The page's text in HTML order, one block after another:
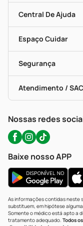
Mapa De Categorias
Blog Da PP
Seja Uma Loja
Convênios
Programa Popular
Encarte De Ofertas
Dermaclub
Descontos De
Cupons E Ofertas
Central De Ajuda
Recompra
Compras Com
Alomed (tele-
Formas De
Troca E Devolução
Bulas De A A Z
Políticas De
Espaço Cuidar
Serviços
Testes Rápidos
Autoteste Covid-19
Segurança
Portal Da Privacidade
Atendimento / SAC
Nossas redes
Baixe nosso APP
As informações contidas neste
substituem, em hipótese
Somente o médico está apto a
tratamento adequado. Todos